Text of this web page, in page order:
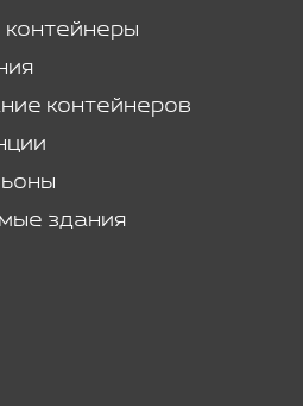
контейнеров
здания